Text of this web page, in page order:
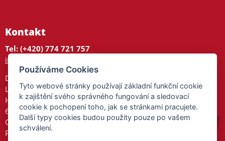
Kontakt
Tel: (+420) 774 721 757
info@tajnedarky.cz
Dárkové centrum
Legionářů 2
Hodonín
695 01
Otevřeno:
Po-Pá 9-17
Používáme Cookies
Tyto webové stránky používají základní funkční cookie
k zajištění svého správného fungování a sledovací
cookie k pochopení toho, jak se stránkami pracujete.
Další typy cookies budou použity pouze po vašem
schválení.